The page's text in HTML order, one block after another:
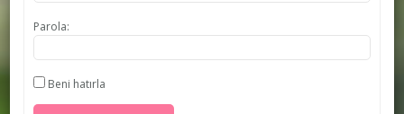
Parola:
Beni hatırla